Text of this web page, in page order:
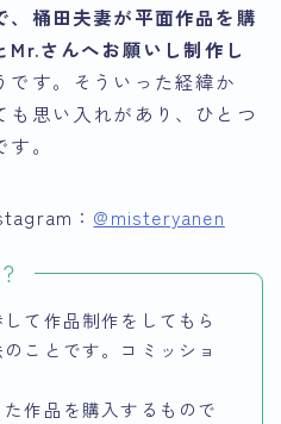
、桶田夫妻が平面作品を購
さんへお願いし制作し
です。そういった経緯か
も思い入れがあり、ひとつ
。
： @misteryanen
て作品制作をしてもら
ことです。コミッショ
作品を購入するもので